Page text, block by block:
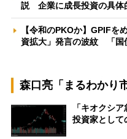
説 企業に成長投資の具
【令和のPKOか】GPIFを
資拡大」発言の波紋 「国
森口亮「まるわかり
「キオクシ
投資家とし